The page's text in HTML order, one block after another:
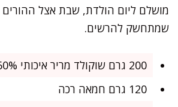
מושלם ליום הולדת, שבת אצל
שמתחשק להרשים.
200 גרם שוקולד מריר איכותי 60% מוצקי קקאו
120 גרם חמאה רכה